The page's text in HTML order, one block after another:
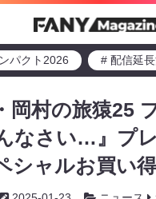
パクト2026 # 配信延
岡村の旅猿25
なさい…』プ
シャルお買い